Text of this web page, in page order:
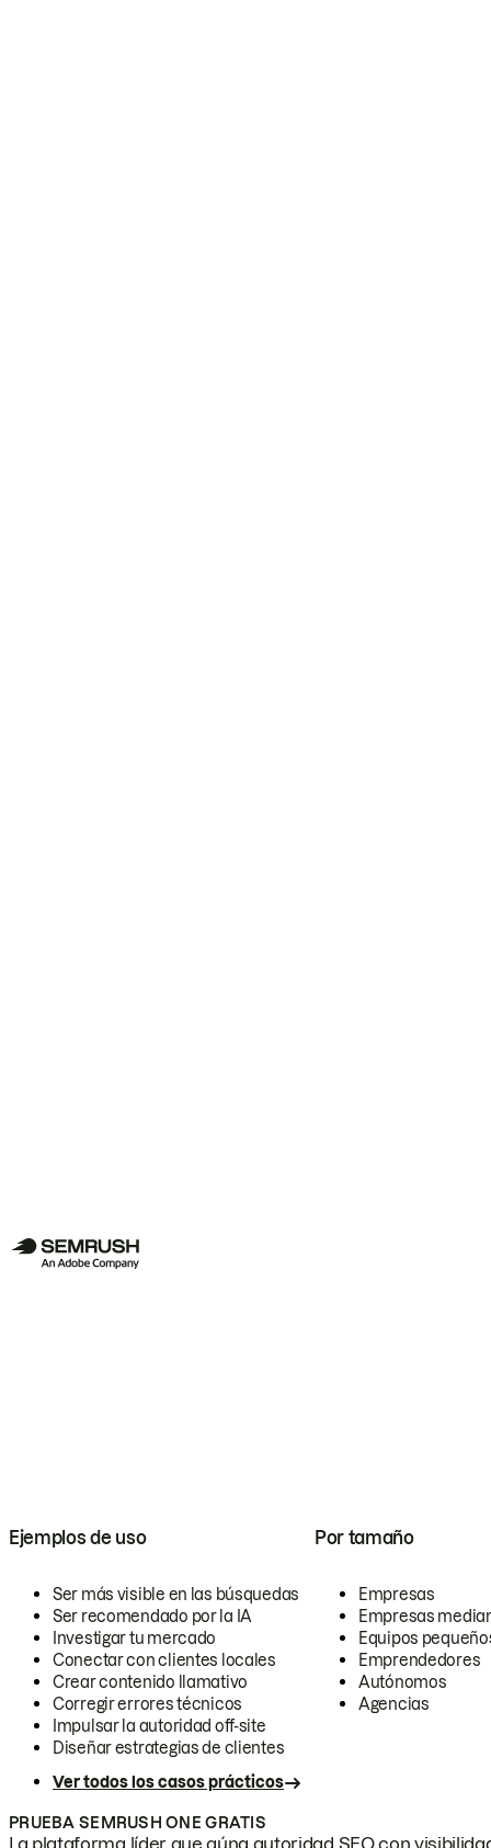
Ejemplos de uso
Ser más visible en las búsquedas
Ser recomendado por la IA
Investigar tu mercado
Conectar con clientes locales
Crear contenido llamativo
Corregir errores técnicos
Impulsar la autoridad off-site
Diseñar estrategias de clientes
Ver todos los casos prácticos
Por tamaño
Empresas
Empresas
Equipos
Emprendedores
Autónomos
Agencias
PRUEBA SEMRUSH ONE GRATIS
La plataforma líder que aúna autoridad SEO con